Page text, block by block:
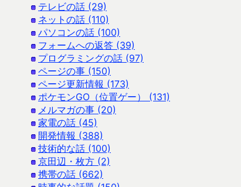
テレビの話 (29)
ネットの話 (110)
パソコンの話 (100)
フォームへの返答 (39)
プログラミングの話 (97)
ページの事 (150)
ページ更新情報 (173)
ポケモンGO（位置ゲー） (131)
メルマガの事 (20)
家電の話 (45)
開発情報 (388)
技術的な話 (100)
京田辺・枚方 (2)
携帯の話 (662)